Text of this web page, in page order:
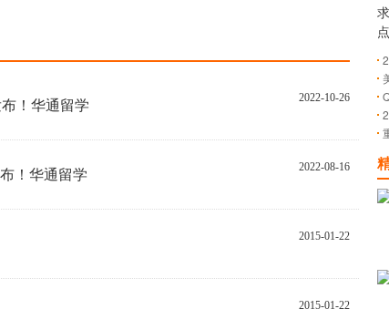
！华通留学 2022-10-26
！华通留学 2022-08-16
2015-01-22
2015-01-22